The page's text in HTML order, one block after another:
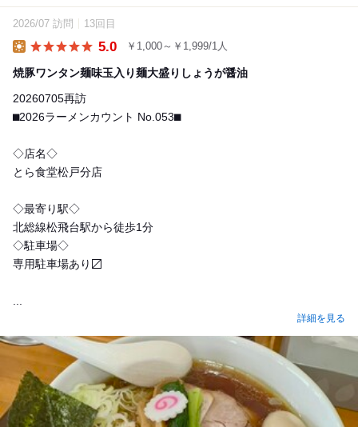
2026/07 訪問 13回目
5.0 ￥1,000～￥1,999/1人
焼豚ワンタン麺味玉入り麺大盛りしょうが醤油
20260705再訪
⬛︎2026ラーメンカウント No.053⬛︎
◇店名◇
とら食堂松戸分店
◇最寄り駅◇
北総線松飛台駅から徒歩1分
◇駐車場◇
専用駐車場️あり〼
...
詳細を見る